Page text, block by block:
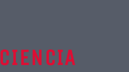
CIENCIA